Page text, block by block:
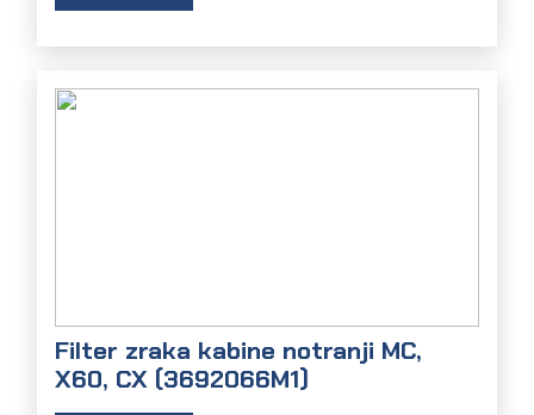
Filter zraka kabine notranji MC,
X60, CX (3692066M1)